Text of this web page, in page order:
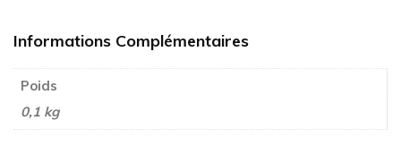
Informations Complémentaires
Poids
0,1 kg